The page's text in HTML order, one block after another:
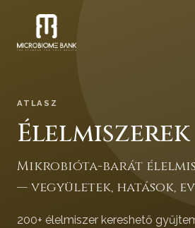
ATLASZ
Élelmiszerek
Mikrobióta-barát
— vegyületek, hatások,
200+ élelmiszer kereshető